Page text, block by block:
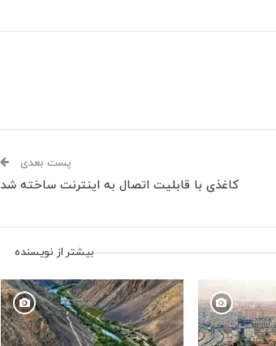
پست بعدی
کاغذی با قابلیت اتصال به اینترنت ساخته شد
بیشتر از نویسنده